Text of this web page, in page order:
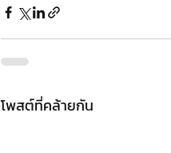
โพสต์ที่คล้ายกัน